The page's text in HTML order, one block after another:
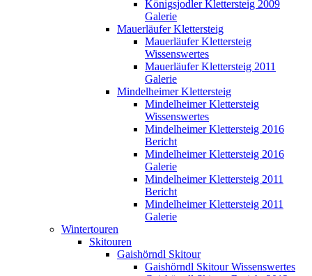
Königsjodler Klettersteig 2009
Galerie
Mauerläufer Klettersteig
Mauerläufer Klettersteig
Wissenswertes
Mauerläufer Klettersteig 2011
Galerie
Mindelheimer Klettersteig
Mindelheimer Klettersteig
Wissenswertes
Mindelheimer Klettersteig 2016
Bericht
Mindelheimer Klettersteig 2016
Galerie
Mindelheimer Klettersteig 2011
Bericht
Mindelheimer Klettersteig 2011
Galerie
Wintertouren
Skitouren
Gaishörndl Skitour
Gaishörndl Skitour Wissenswertes